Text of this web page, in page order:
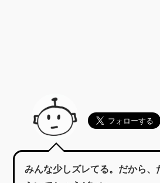
みんな少しズレてる。だから、